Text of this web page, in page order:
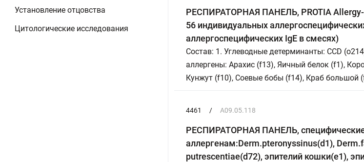
Установление отцовства
Цитологические исследования
РЕСПИРАТОРНАЯ ПАНЕЛЬ, PROTIA Allergy-
56 индивидуальных
аллергоспецифических IgE в смесях)
Состав: 1. Углеводные детерминанты: CCD
аллергены: Арахис (f13), Яичный белок (f1),
Кунжут (f10), Соевые бобы (f14), Краб большой
4461 / A09.05.118
РЕСПИРАТОРНАЯ ПАНЕЛЬ, специфические
аллергенам:Derm.рteronyssinus(d1),
putrescentiae(d72), эпителий кошки(e1),